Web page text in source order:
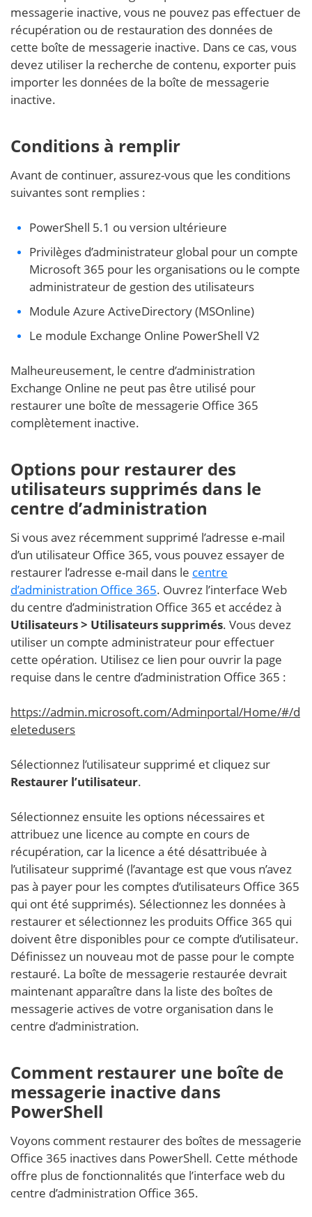
messagerie inactive, vous ne pouvez pas effectuer de
récupération ou de restauration des données de
cette boîte de messagerie inactive. Dans ce cas, vous
devez utiliser la recherche de contenu, exporter puis
importer les données de la boîte de messagerie
inactive.
Conditions à remplir
Avant de continuer, assurez-vous que les conditions
suivantes sont remplies :
PowerShell 5.1 ou version ultérieure
Privilèges d’administrateur global pour un compte
Microsoft 365 pour les organisations ou le compte
administrateur de gestion des utilisateurs
Module Azure ActiveDirectory (MSOnline)
Le module Exchange Online PowerShell V2
Malheureusement, le centre d’administration
Exchange Online ne peut pas être utilisé pour
restaurer une boîte de messagerie Office 365
complètement inactive.
Options pour restaurer des
utilisateurs supprimés dans le
centre d’administration
Si vous avez récemment supprimé l’adresse e-mail
d’un utilisateur Office 365, vous pouvez essayer de
restaurer l’adresse e-mail dans le centre
d’administration Office 365. Ouvrez l’interface Web
du centre d’administration Office 365 et accédez à
Utilisateurs > Utilisateurs supprimés. Vous devez
utiliser un compte administrateur pour effectuer
cette opération. Utilisez ce lien pour ouvrir la page
requise dans le centre d’administration Office 365 :
https://admin.microsoft.com/Adminportal/Home/#/d
eletedusers
Sélectionnez l’utilisateur supprimé et cliquez sur
Restaurer l’utilisateur.
Sélectionnez ensuite les options nécessaires et
attribuez une licence au compte en cours de
récupération, car la licence a été désattribuée à
l’utilisateur supprimé (l’avantage est que vous n’avez
pas à payer pour les comptes d’utilisateurs Office 365
qui ont été supprimés). Sélectionnez les données à
restaurer et sélectionnez les produits Office 365 qui
doivent être disponibles pour ce compte d’utilisateur.
Définissez un nouveau mot de passe pour le compte
restauré. La boîte de messagerie restaurée devrait
maintenant apparaître dans la liste des boîtes de
messagerie actives de votre organisation dans le
centre d’administration.
Comment restaurer une boîte de
messagerie inactive dans
PowerShell
Voyons comment restaurer des boîtes de messagerie
Office 365 inactives dans PowerShell. Cette méthode
offre plus de fonctionnalités que l’interface web du
centre d’administration Office 365.